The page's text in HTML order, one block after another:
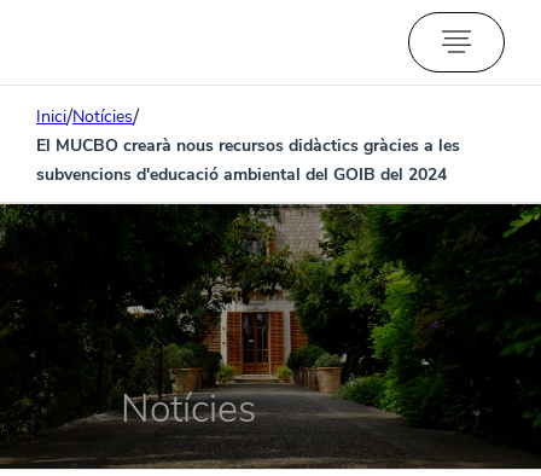
Inici/Notícies/
El MUCBO crearà nous recursos didàctics gràcies a les
subvencions d'educació ambiental del GOIB del 2024
Notícies